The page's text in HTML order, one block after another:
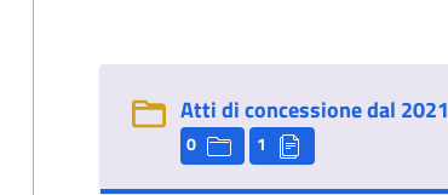
Atti di concessione dal 2021
0 1